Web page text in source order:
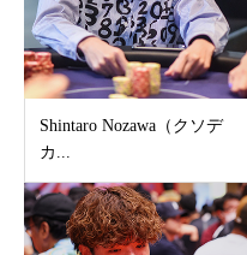
Shintaro Nozawa（クソデ
カ...